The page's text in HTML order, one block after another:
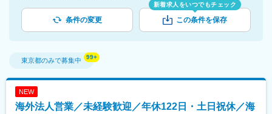
条件の変更
新着求人をいつでもチェック
この条件を保存
東京都のみで募集中
NEW
海外法人営業／未経験歓迎／年休122日・土日祝休／海